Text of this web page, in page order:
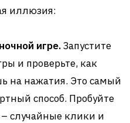
иллюзия:
игре.Запустите
и проверьте, как
на нажатия. Это самый
способ. Пробуйте
случайные клики и